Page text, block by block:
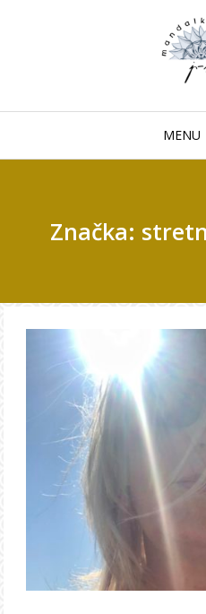
MENU
Značka: